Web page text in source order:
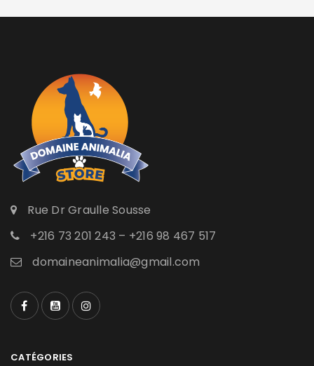
Rue Dr Graulle Sousse
+216 73 201 243 – +216 98 467 517
domaineanimalia@gmail.com
CATÉGORIES